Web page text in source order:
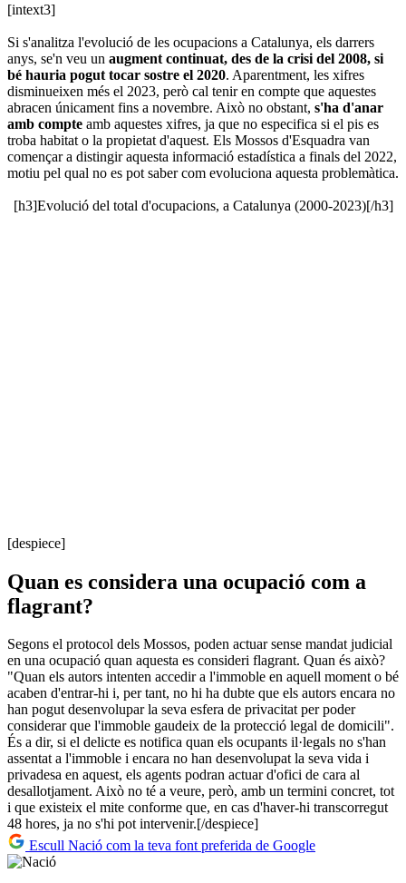
[intext3]
Si s'analitza l'evolució de les ocupacions a Catalunya, els darrers
anys, se'n veu un augment continuat, des de la crisi del 2008, si
bé hauria pogut tocar sostre el 2020. Aparentment, les xifres
disminueixen més el 2023, però cal tenir en compte que aquestes
abracen únicament fins a novembre. Això no obstant, s'ha d'anar
amb compte amb aquestes xifres, ja que no especifica si el pis es
troba habitat o la propietat d'aquest. Els Mossos d'Esquadra van
començar a distingir aquesta informació estadística a finals del 2022,
motiu pel qual no es pot saber com evoluciona aquesta problemàtica.
[h3]Evolució del total d'ocupacions, a Catalunya (2000-2023)[/h3]
[despiece]
Quan es considera una ocupació com a
flagrant?
Segons el protocol dels Mossos, poden actuar sense mandat judicial
en una ocupació quan aquesta es consideri flagrant. Quan és això?
"Quan els autors intenten accedir a l'immoble en aquell moment o bé
acaben d'entrar-hi i, per tant, no hi ha dubte que els autors encara no
han pogut desenvolupar la seva esfera de privacitat per poder
considerar que l'immoble gaudeix de la protecció legal de domicili".
És a dir, si el delicte es notifica quan els ocupants il·legals no s'han
assentat a l'immoble i encara no han desenvolupat la seva vida i
privadesa en aquest, els agents podran actuar d'ofici de cara al
desallotjament. Això no té a veure, però, amb un termini concret, tot
i que existeix el mite conforme que, en cas d'haver-hi transcorregut
48 hores, ja no s'hi pot intervenir.[/despiece]
Escull Nació com la teva font preferida de Google